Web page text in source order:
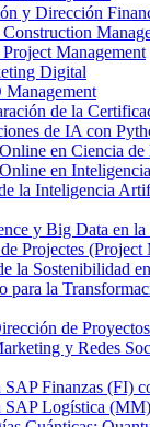
y Dirección
Management
Digital
de la
de IA con
en Ciencia de
en
la Inteligencia
y Big Data en la
Projectes (Project
la Sostenibilidad
para la
de
y Redes
SAP Finanzas (FI)
SAP Logística